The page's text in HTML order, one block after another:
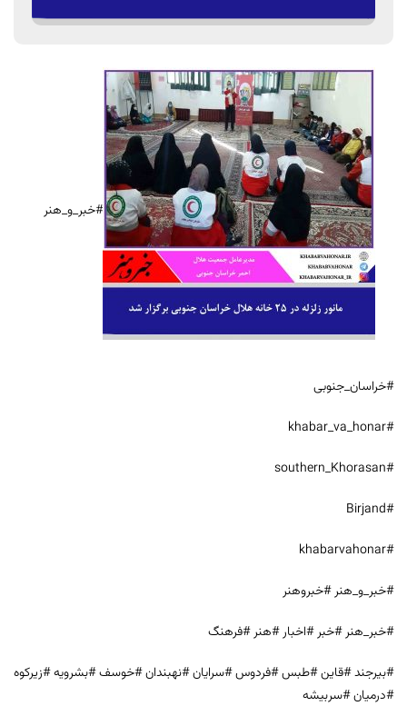
#خبر_و_هنر
#خراسان_جنوبی
#khabar_va_honar
#southern_Khorasan
#Birjand
#khabarvahonar
#خبر_و_هنر #خبروهنر
#خبر_هنر #خبر #اخبار #هنر #فرهنگ
#بیرجند #قاین #طبس #فردوس #سرایان #نهبندان #خوسف #بشرویه #زیرکوه
#درمیان #سربیشه